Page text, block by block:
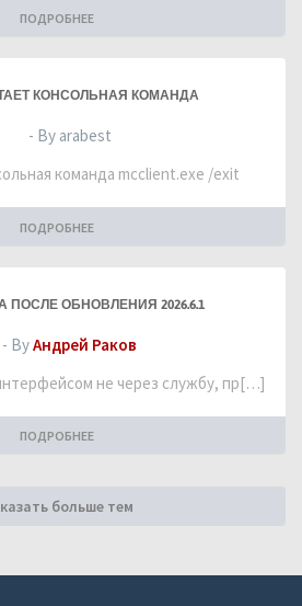
ПОДРОБНЕЕ
КОНСОЛЬНАЯ КОМАНДА
- By arabest
команда mcclient.exe /exit
ПОДРОБНЕЕ
ПОСЛЕ ОБНОВЛЕНИЯ 2026.6.1
- ByАндрей Раков
не через службу, пр[…]
ПОДРОБНЕЕ
больше тем